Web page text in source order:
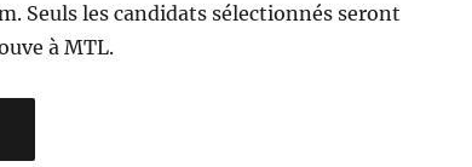
Seuls les candidats sélectionnés seront
à MTL.